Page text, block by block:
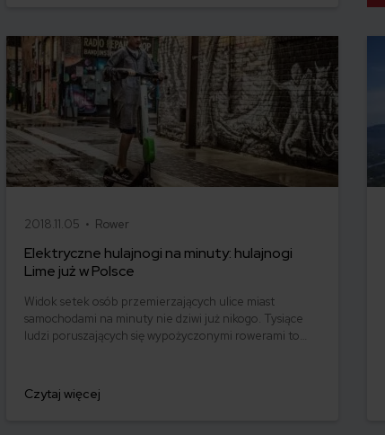
2018.11.05 • Rower
Elektryczne hulajnogi na minuty: hulajnogi
Lime już w Polsce
Widok setek osób przemierzających ulice miast
samochodami na minuty nie dziwi już nikogo. Tysiące
ludzi poruszających się wypożyczonymi rowerami to
hulajnogi Lime zawitały już do dwóch polskich miast. Co
ciekawe – są one nie tylko sposobem na
Czytaj więcej